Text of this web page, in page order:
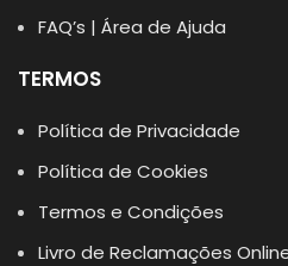
FAQ’s | Área de Ajuda
TERMOS
Política de Privacidade
Política de Cookies
Termos e Condições
Livro de Reclamações